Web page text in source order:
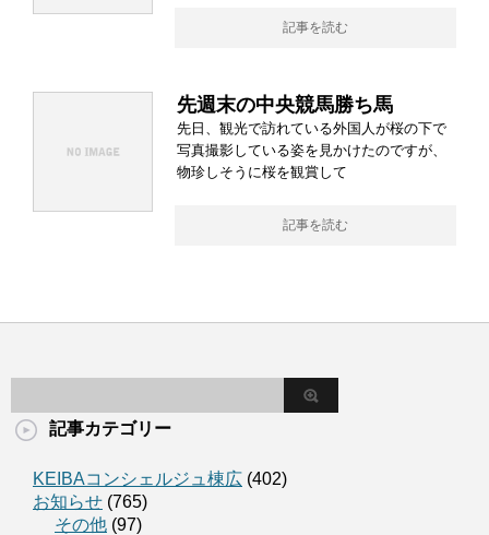
記事を読む
先週末の中央競馬勝ち馬
先日、観光で訪れている外国人が桜の下で
写真撮影している姿を見かけたのですが、
物珍しそうに桜を観賞して
記事を読む
記事カテゴリー
KEIBAコンシェルジュ棟広 (402)
お知らせ (765)
その他 (97)